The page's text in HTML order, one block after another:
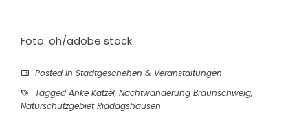
Foto: oh/adobe stock
Posted in Stadtgeschehen & Veranstaltungen
Tagged Anke Kätzel, Nachtwanderung Braunschweig,
Naturschutzgebiet Riddagshausen